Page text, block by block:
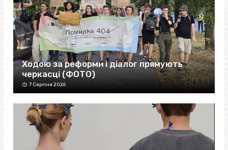
Ходою за реформи і діалог прямують
черкасці (ФОТО)
7 Серпня 2026